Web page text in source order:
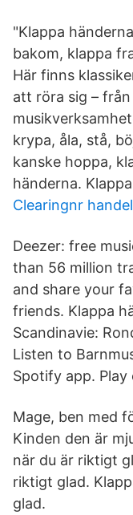
"Klappa
bakom, klappa
Här finns
att röra sig –
krypa, åla, stå,
kanske hoppa,
händerna.
Clearingnr
Deezer: free
than 56 million
and share your
friends. Klappa
Scandinavie:
Listen to
Spotify app. Play
Mage, ben med
Kinden den är
när du är riktigt
riktigt glad.
glad.